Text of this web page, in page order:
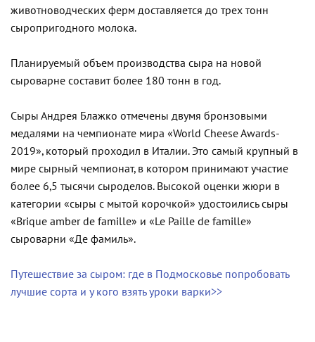
животноводческих ферм доставляется до трех тонн
сыропригодного молока.
Планируемый объем производства сыра на новой
сыроварне составит более 180 тонн в год.
Сыры Андрея Блажко отмечены двумя бронзовыми
медалями на чемпионате мира «World Cheese Awards-
2019», который проходил в Италии. Это самый крупный в
мире сырный чемпионат, в котором принимают участие
более 6,5 тысячи сыроделов. Высокой оценки жюри в
категории «сыры с мытой корочкой» удостоились сыры
«Brique amber de famille» и «Le Paille de famille»
сыроварни «Де фамиль».
Путешествие за сыром: где в Подмосковье попробовать
лучшие сорта и у кого взять уроки варки>>